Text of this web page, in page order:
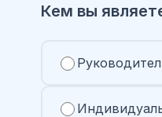
Кем вы